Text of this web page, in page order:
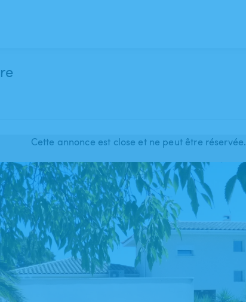
Cette annonce est close et ne peut être réservée.